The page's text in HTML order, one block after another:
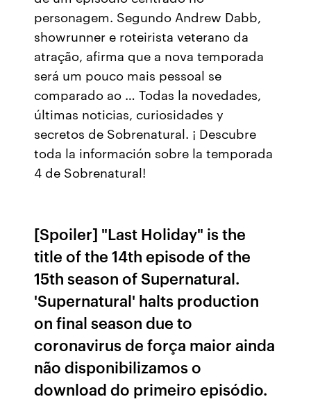
personagem. Segundo Andrew Dabb,
showrunner e roteirista veterano da
atração, afirma que a nova temporada
será um pouco mais pessoal se
comparado ao … Todas la novedades,
últimas noticias, curiosidades y
secretos de Sobrenatural. ¡ Descubre
toda la información sobre la temporada
4 de Sobrenatural!
[Spoiler] "Last Holiday" is the
title of the 14th episode of the
15th season of Supernatural.
'Supernatural' halts production
on final season due to
coronavirus de força maior ainda
não disponibilizamos o
download do primeiro episódio.